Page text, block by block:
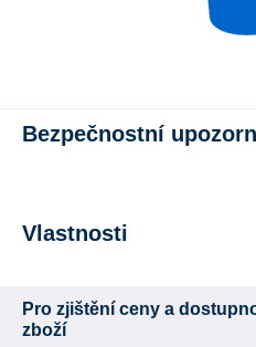
Bezpečnostní
Vlastnosti
Pro zjištění ceny a
zboží